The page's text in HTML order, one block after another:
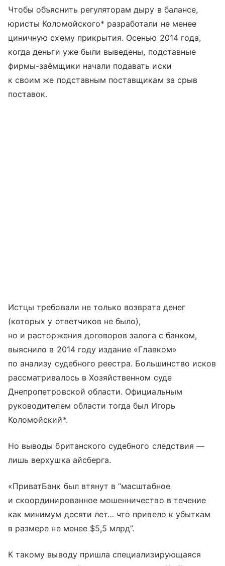
Чтобы объяснить регуляторам дыру в балансе,
юристы Коломойского* разработали не менее
циничную схему прикрытия. Осенью 2014 года,
когда деньги уже были выведены, подставные
фирмы-заёмщики начали подавать иски
к своим же подставным поставщикам за срыв
поставок.
Истцы требовали не только возврата денег
(которых у ответчиков не было),
но и расторжения договоров залога с банком,
выяснило в 2014 году издание «Главком»
по анализу судебного реестра. Большинство исков
рассматривалось в Хозяйственном суде
Днепропетровской области. Официальным
руководителем области тогда был Игорь
Коломойский*.
Но выводы британского судебного следствия —
лишь верхушка айсберга.
«ПриватБанк был втянут в “масштабное
и скоординированное мошенничество в течение
как минимум десяти лет… что привело к убыткам
в размере не менее $5,5 млрд”.
К такому выводу пришла специализирующаяся